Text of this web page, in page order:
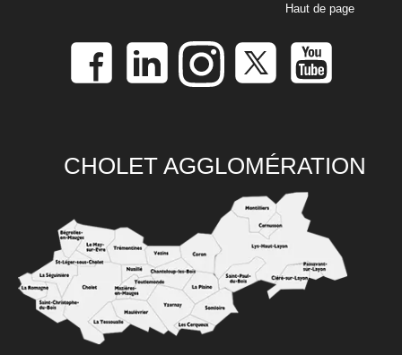
Haut de page
CHOLET AGGLOMÉRATION